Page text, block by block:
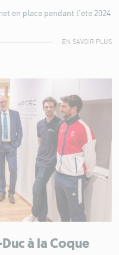
en place pendant l'été 2024
EN SAVOIR PLUS
à la Coque